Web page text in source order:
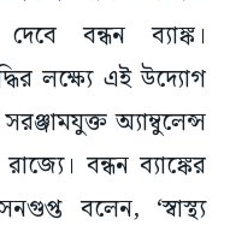
বন্ধন ব্যাঙ্ক।
লক্ষ্যে এই উদ্যোগ
অ্যাম্বুলেন্স
বন্ধন ব্যাঙ্কের
বলেন, ‘স্বাস্থ্য